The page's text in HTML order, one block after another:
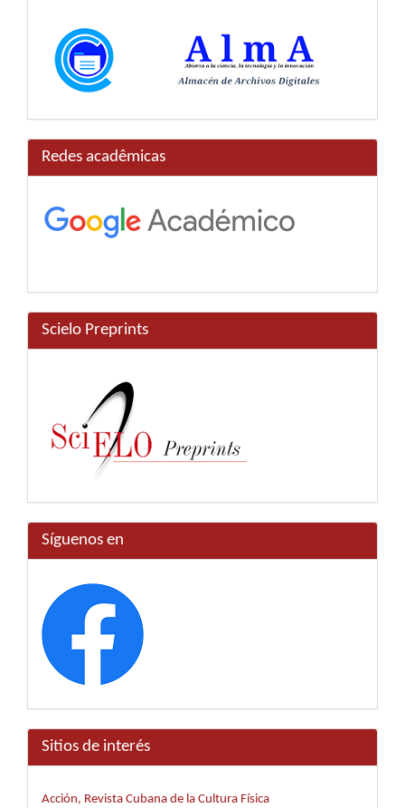
Redes acadêmicas
Scielo Preprints
Síguenos en
Sitios de interés
Acción, Revista Cubana de la Cultura Física